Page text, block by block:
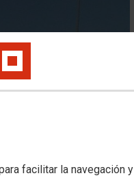
facilitar la navegación y